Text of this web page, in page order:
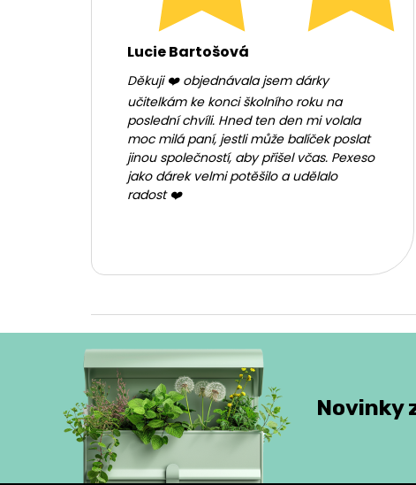
Lucie Bartošová
Děkuji ❤️ objednávala jsem dárky
učitelkám ke konci školního roku na
poslední chvíli. Hned ten den mi volala
moc milá paní, jestli může balíček poslat
jinou společností, aby přišel včas. Pexeso
jako dárek velmi potěšilo a udělalo
radost ❤️
Novinky